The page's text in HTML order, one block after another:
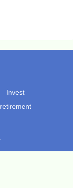
Invest
retirement